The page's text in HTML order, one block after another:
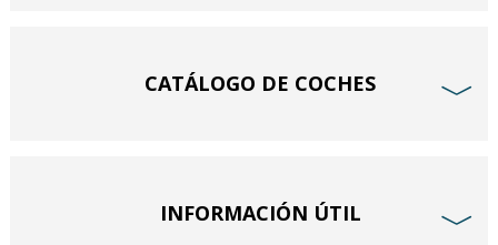
CATÁLOGO DE COCHES ﹀
INFORMACIÓN ÚTIL ﹀